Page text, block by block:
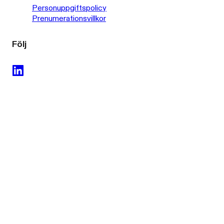
Personuppgiftspolicy
Prenumerationsvillkor
Följ